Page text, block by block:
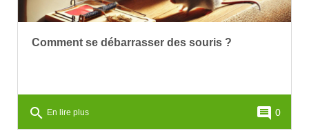
Comment se débarrasser des souris ?
search En lire plus comment 0